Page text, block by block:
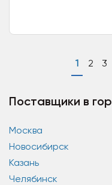
1 2 3
Поставщики в
Москва
Новосибирск
Казань
Челябинск